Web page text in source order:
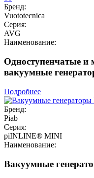
Бренд:
Vuototecnica
Серия:
AVG
Наименование:
Одноступенчатые
вакуумные
Подробнее
Бренд:
Piab
Серия:
piINLINE® MINI
Наименование:
Вакуумные